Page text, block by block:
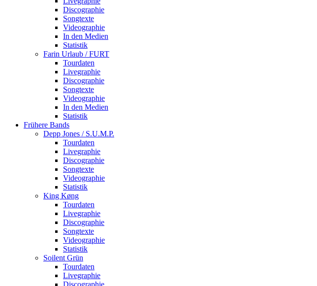
Discographie
Songtexte
Videographie
In den Medien
Statistik
Farin Urlaub / FURT
Tourdaten
Livegraphie
Discographie
Songtexte
Videographie
In den Medien
Statistik
Frühere Bands
Depp Jones / S.U.M.P.
Tourdaten
Livegraphie
Discographie
Songtexte
Videographie
Statistik
King Køng
Tourdaten
Livegraphie
Discographie
Songtexte
Videographie
Statistik
Soilent Grün
Tourdaten
Livegraphie
Discographie